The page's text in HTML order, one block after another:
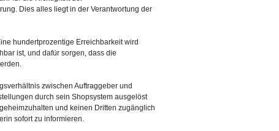
Dies alles liegt in der Verantwortung der
hundertprozentige Erreichbarkeit wird
ist, und dafür sorgen, dass die
zwischen Auftraggeber und
durch sein Shopsystem ausgelöst
und keinen Dritten zugänglich
sofort zu informieren.